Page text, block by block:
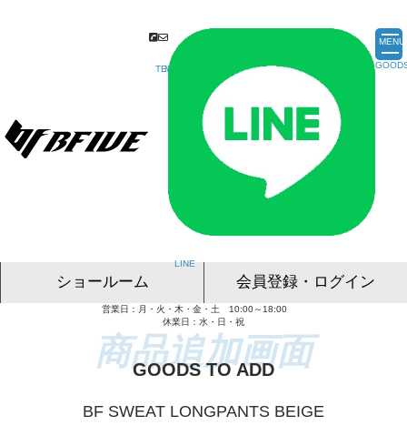
MENU
ショールーム
東京ショールーム
名古屋ショールーム
大阪ショールーム
福岡ショールーム
会員登録・ログイン
営業日：月・火・木・金・土 10:00～18:00
休業日：水・日・祝
GOODS TO ADD
BF SWEAT LONGPANTS BEIGE